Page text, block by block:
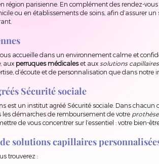
région parisienne. En complément des rendez-
ou en établissements de soins, afin d’assurer un
accueille dans un environnement calme et
, aux perruques médicaleset aux solutions capillaires
d’écoute et de personnalisation que dans notre
Sécurité sociale
est un institut agréé Sécurité sociale. Dans chacun
démarches de remboursement de votre
de vous concentrer sur l’essentiel : votre bien-
solutions capillaires
trouverez :